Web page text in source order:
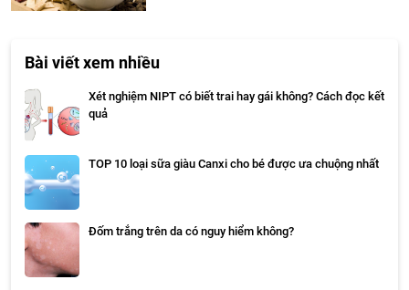
Bài viết xem nhiều
Xét nghiệm NIPT có biết trai hay gái không? Cách đọc kết
quả
TOP 10 loại sữa giàu Canxi cho bé được ưa chuộng nhất
Đốm trắng trên da có nguy hiểm không?